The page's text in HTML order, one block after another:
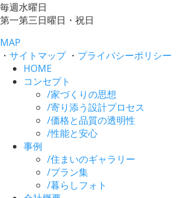
毎週水曜日
第一第三日曜日・祝日
MAP
・ サイトマップ・ プライバシーポリシー
HOME
コンセプト
/家づくりの思想
/寄り添う設計プロセス
/価格と品質の透明性
/性能と安心
事例
/住まいのギャラリー
/プラン集
/暮らしフォト